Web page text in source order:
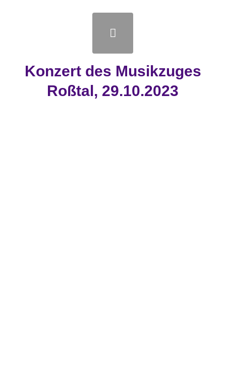
Konzert des Musikzuges
Roßtal, 29.10.2023